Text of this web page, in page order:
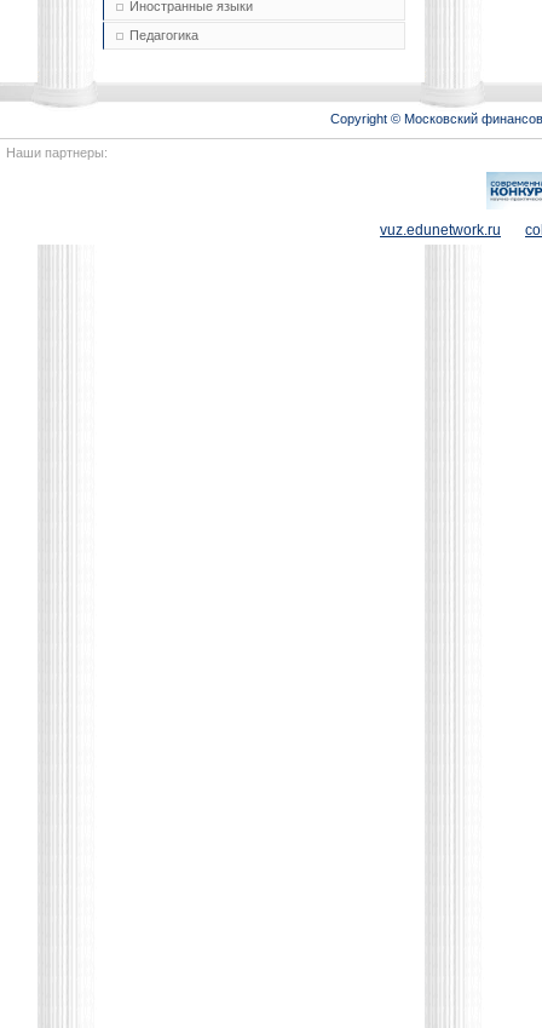
Иностранные языки
Педагогика
Copyright © Московский
Наши партнеры:
vuz.edunetwork.ru